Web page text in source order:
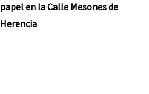
papel en la Calle Mesones de
Herencia